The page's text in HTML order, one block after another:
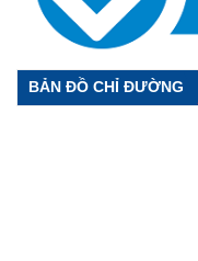
BẢN ĐỒ CHỈ ĐƯỜNG